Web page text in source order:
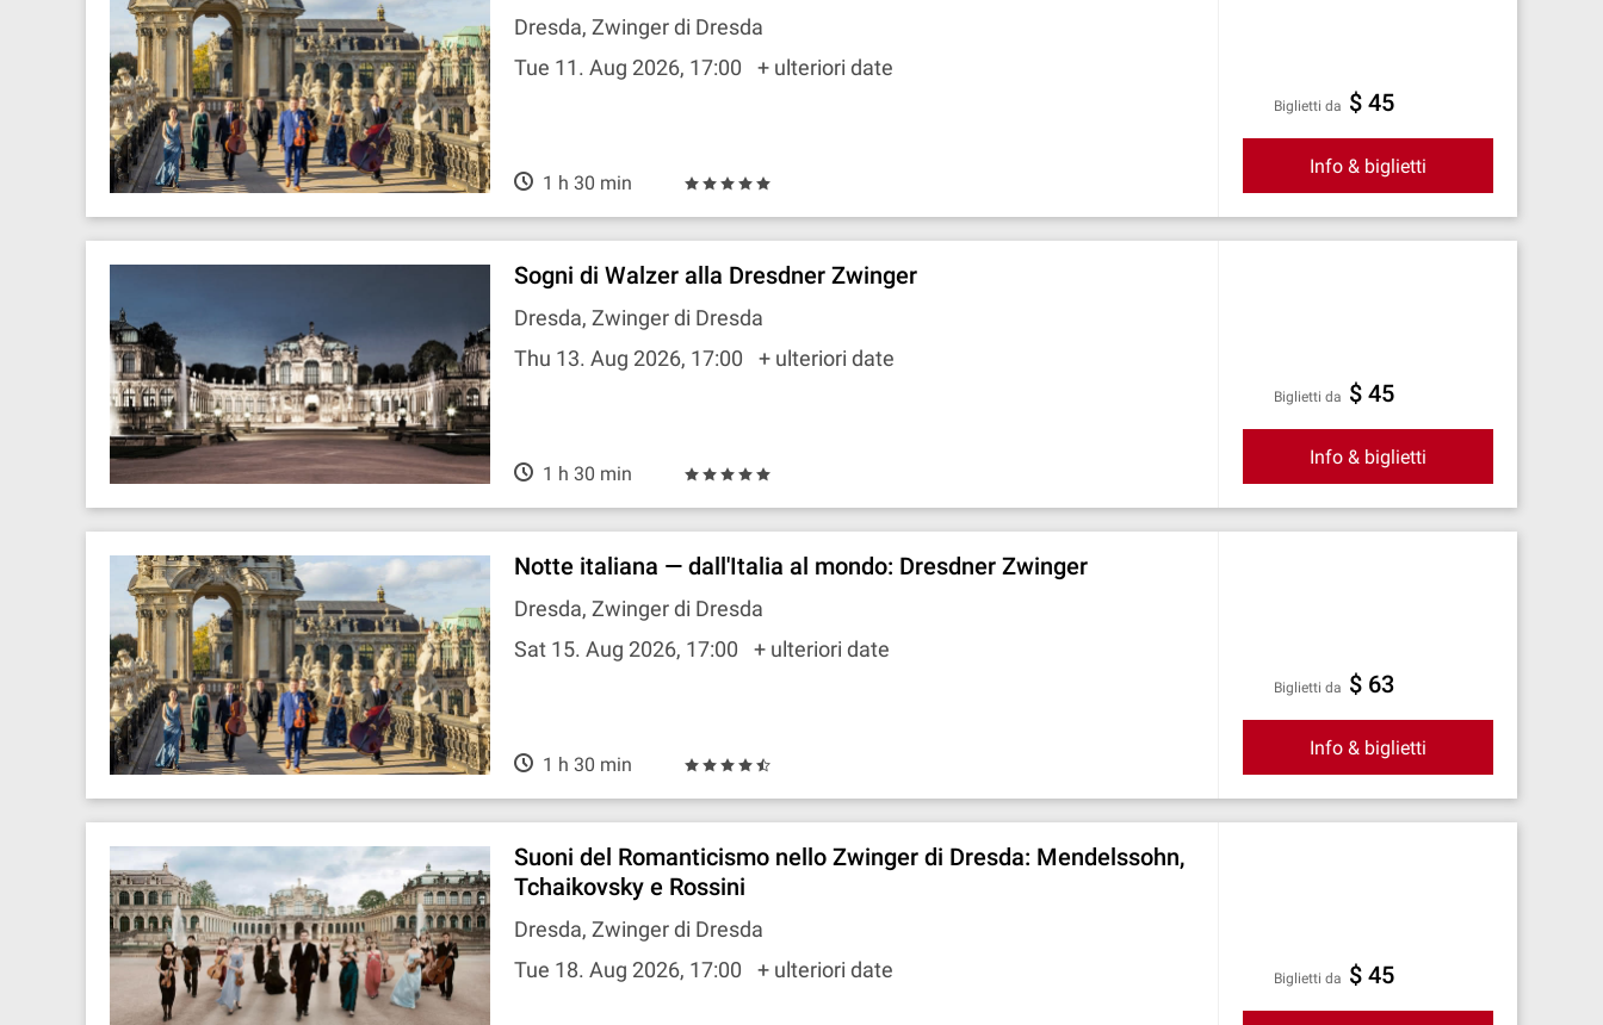
Dresda, Zwinger di Dresda
Tue 11. Aug 2026, 17:00
+ ulteriori date
1 h 30 min
Biglietti da $ 45
Info & biglietti
Sogni di Walzer alla Dresdner Zwinger
Dresda, Zwinger di Dresda
Thu 13. Aug 2026, 17:00
+ ulteriori date
1 h 30 min
Biglietti da $ 45
Info & biglietti
Notte italiana — dall'Italia al mondo: Dresdner Zwinger
Dresda, Zwinger di Dresda
Sat 15. Aug 2026, 17:00
+ ulteriori date
1 h 30 min
Biglietti da $ 63
Info & biglietti
Suoni del Romanticismo nello Zwinger di Dresda: Mendelssohn,
Tchaikovsky e Rossini
Dresda, Zwinger di Dresda
Tue 18. Aug 2026, 17:00
+ ulteriori date Biglietti da $ 45